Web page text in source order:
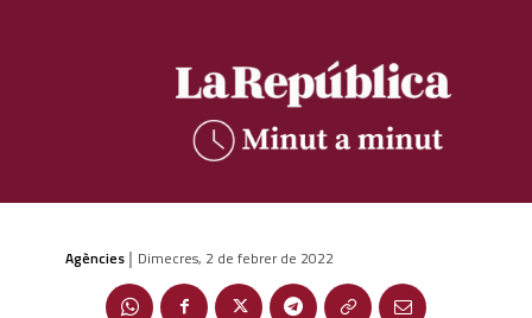
Agències | Dimecres, 2 de febrer de 2022